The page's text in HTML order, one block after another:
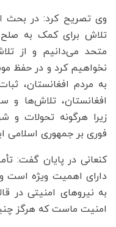
وی تصریح کرد: در بحث
تلاش برای کمک به صلح
متحد می‌دانیم و از
نخواهیم کرد و در حفظ
به مردم افغانستان،
افغانستان، تلاش‌ها و
زیرا هرگونه تحولات و
فوری بر جمهوری اسلامی
کنعانی در پایان گفت:
دارای اهمیت ویژه است
به نیروهای امنیتی در
امنیت ماست که هرگز